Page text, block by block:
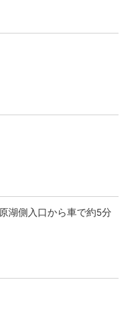
湖側入口から車で約5分